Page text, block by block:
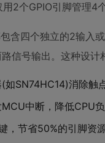
2个GPIO引脚管理4
含四个独立的2输入
信号输出。这种设
如SN74HC14)消除触
中断，降低CPU
，节省50%的引脚资